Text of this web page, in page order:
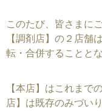
このたび、皆さまに
【調剤店】の２店舗
転・合併することと
【本店】はこれまで
店】は既存のみづい